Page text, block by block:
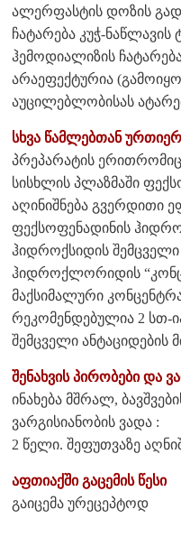
ალერფასტის დოზის
ჩატარება კუჭ-
ჰემოდიალიზის
არაეფექტურია
აუცილებლობისას
სხვა წამლებთან
პრეპარატის
სისხლის პლაზმაში
აღინიშნება გვერდითი
ფექსოფენადინის
ჰიდროქსიდის შემცველი
ჰიდროქლორიდის
მაქსიმალური
რეკომენდებულია 2 სთ-
შემცველი ანტაციდების
შენახვის პირობები და
ინახება მშრალ,
ვარგისიანობის ვადა :
2 წელი. შეფუთვაზე
აფთიაქში გაცემის წესი
გაიცემა ურეცეპტოდ